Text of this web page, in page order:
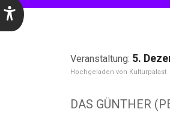
5.
Kulturpalast
DAS GÜNTHER